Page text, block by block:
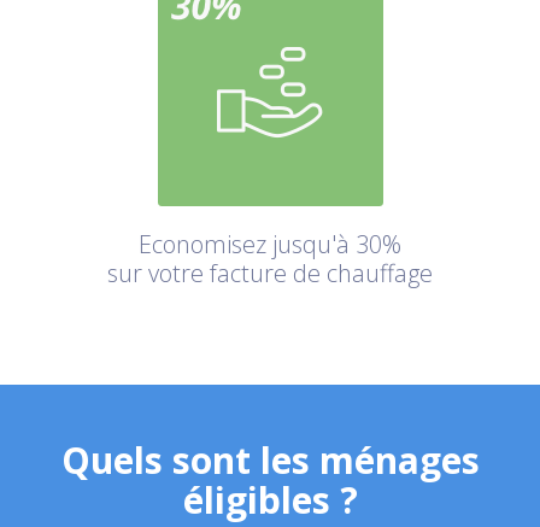
Economisez jusqu'à 30%
sur votre facture de chauffage
Quels sont les ménages
éligibles ?